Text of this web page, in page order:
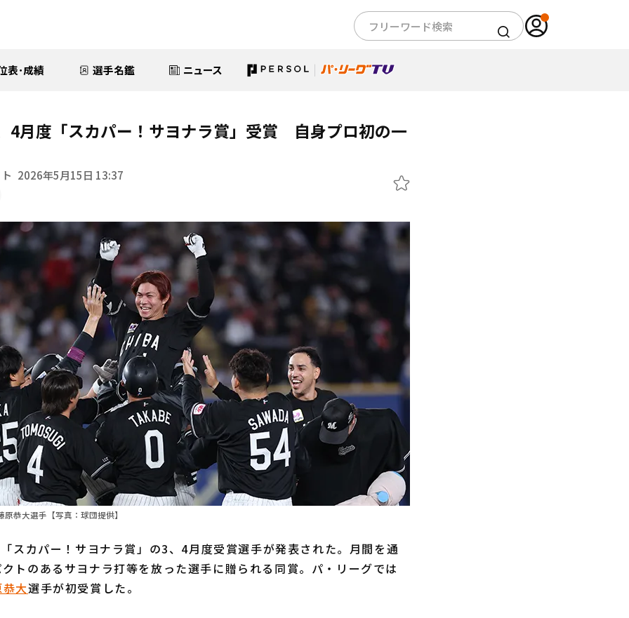
表･成績 選手名鑑 ニュース
4月度「スカパー！サヨナラ賞」受賞 自身プロ初の一
2026年5月15日 13:37
恭大選手【写真：球団提供】
カパー！サヨナラ賞」の3、4月度受賞選手が発表された。月間を通
トのあるサヨナラ打等を放った選手に贈られる同賞。パ・リーグでは
恭大選手が初受賞した。